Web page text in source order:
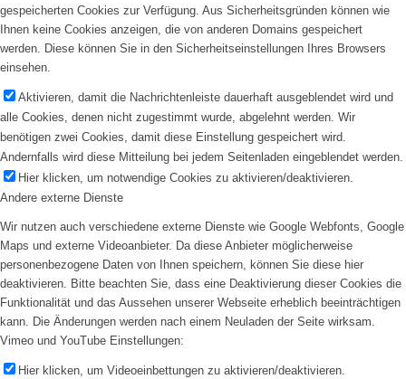
gespeicherten Cookies zur Verfügung. Aus Sicherheitsgründen können wie
Ihnen keine Cookies anzeigen, die von anderen Domains gespeichert
werden. Diese können Sie in den Sicherheitseinstellungen Ihres Browsers
einsehen.
Aktivieren, damit die Nachrichtenleiste dauerhaft ausgeblendet wird und
alle Cookies, denen nicht zugestimmt wurde, abgelehnt werden. Wir
benötigen zwei Cookies, damit diese Einstellung gespeichert wird.
Andernfalls wird diese Mitteilung bei jedem Seitenladen eingeblendet werden.
Hier klicken, um notwendige Cookies zu aktivieren/deaktivieren.
Andere externe Dienste
Wir nutzen auch verschiedene externe Dienste wie Google Webfonts, Google
Maps und externe Videoanbieter. Da diese Anbieter möglicherweise
personenbezogene Daten von Ihnen speichern, können Sie diese hier
deaktivieren. Bitte beachten Sie, dass eine Deaktivierung dieser Cookies die
Funktionalität und das Aussehen unserer Webseite erheblich beeinträchtigen
kann. Die Änderungen werden nach einem Neuladen der Seite wirksam.
Vimeo und YouTube Einstellungen:
Hier klicken, um Videoeinbettungen zu aktivieren/deaktivieren.